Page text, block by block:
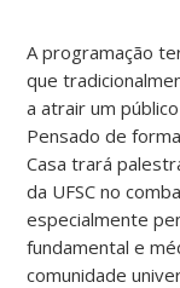
A programação
que
a atrair um
Pensado de
Casa trará
da UFSC no
especialmente
fundamental e
comunidade